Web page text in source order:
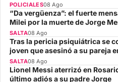
POLICIALES08 Ago
“Da vergüenza”: el fuerte
Milei por la muerte de Jorge
SALTA08 Ago
Tras la pericia psiquiátrica se
joven que asesinó a su pareja
SALTA08 Ago
Lionel Messi aterrizó en
último adiós a su padre Jorge